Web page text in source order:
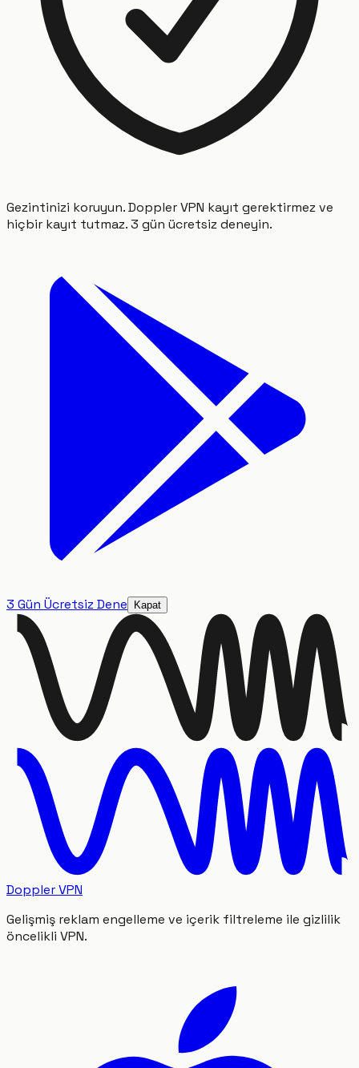
Gezintinizi koruyun. Doppler VPN kayıt gerektirmez ve
hiçbir kayıt tutmaz. 3 gün ücretsiz deneyin.
3 Gün Ücretsiz Dene Kapat
Doppler VPN
Gelişmiş reklam engelleme ve içerik filtreleme ile gizlilik
öncelikli VPN.